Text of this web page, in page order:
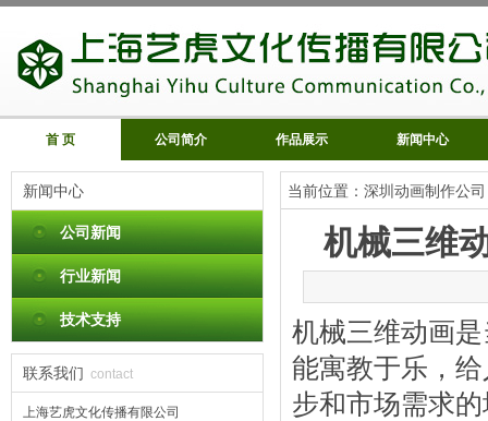
首 页 公司简介 作品展示 新闻中心
新闻中心
公司新闻
行业新闻
技术支持
联系我们 contact
上海艺虎文化传播有限公司
当前位置： 深圳动画制作公司
机械三维
机械三维动画
能寓教于乐，
步和市场需求